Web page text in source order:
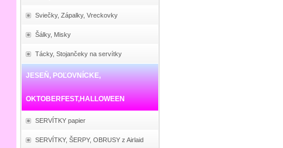
Sviečky, Zápalky, Vreckovky
Šálky, Misky
Tácky, Stojančeky na servítky
JESEŇ, POĽOVNÍCKE,
OKTOBERFEST,HALLOWEEN
SERVÍTKY papier
SERVÍTKY, ŠERPY, OBRUSY z Airlaid